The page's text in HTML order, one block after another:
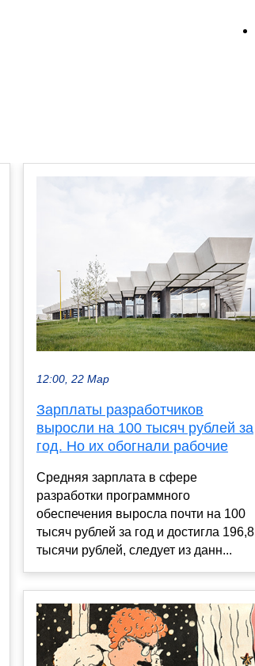
12:00, 22 Мар
Зарплаты разработчиков
выросли на 100 тысяч рублей за
год. Но их обогнали рабочие
Средняя зарплата в сфере
разработки программного
обеспечения выросла почти на 100
тысяч рублей за год и достигла 196,8
тысячи рублей, следует из данн...